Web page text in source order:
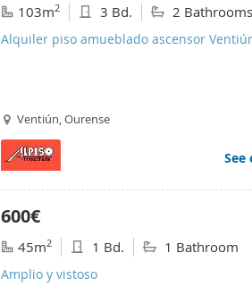
103m2 3 Bd. 2 Bathrooms
Alquiler piso amueblado ascensor
Ventiún, Ourense
600€
45m2 1 Bd. 1 Bathroom
Amplio y vistoso